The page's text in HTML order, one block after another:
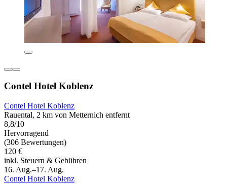
Contel Hotel Koblenz
Contel Hotel Koblenz
Rauental, 2 km von Metternich entfernt
8,8/10
Hervorragend
(306 Bewertungen)
120 €
inkl. Steuern & Gebühren
16. Aug.–17. Aug.
Contel Hotel Koblenz